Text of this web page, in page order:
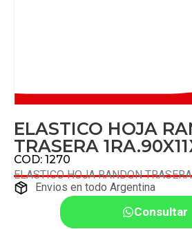
ELASTICO HOJA
TRASERA
COD: 1270
ELASTICO HOJA RANDON
Envios en todo Argentina
Consultar